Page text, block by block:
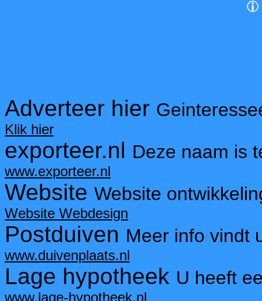
Adverteer hier
Klik hier
exporteer.nl Deze naam is
www.exporteer.nl
Website Website
Website Webdesign
Postduiven Meer info vindt
www.duivenplaats.nl
Lage hypotheek U heeft
www.lage-hypotheek.nl